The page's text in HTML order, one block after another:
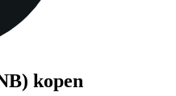
kopen